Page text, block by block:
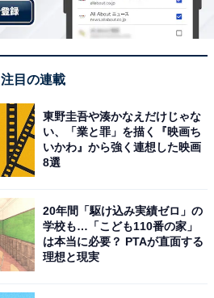
注目の連載
東野圭吾や湊かなえだけじゃな
い、「業と罪」を描く『映画ち
いかわ』から強く連想した映画
8選
20年間「駆け込み実績ゼロ」の
学校も…「こども110番の家」
は本当に必要？ PTAが直面する
理想と現実